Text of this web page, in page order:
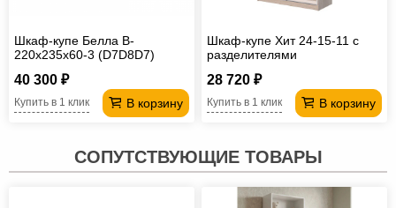
Шкаф-купе Белла B-
220х235х60-3 (D7D8D7)
40 300 ₽
В корзину
Купить в 1 клик
Шкаф-купе Хит 24-15-11 с
разделителями
28 720 ₽
В корзину
Купить в 1 клик
СОПУТСТВУЮЩИЕ ТОВАРЫ